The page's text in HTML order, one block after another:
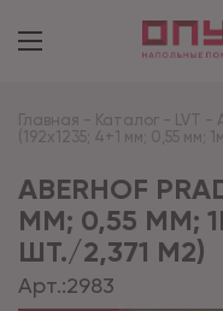
Главная - Каталог - LVT -
(192x1235; 4+1 мм; 0,55 мм;
ABERHOF
ММ; 0,55 ММ;
ШТ./2,371 М2)
Арт.:2983